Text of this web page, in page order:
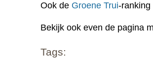
Ook de Groene Trui-
Bekijk ook even de pagina
Tags: